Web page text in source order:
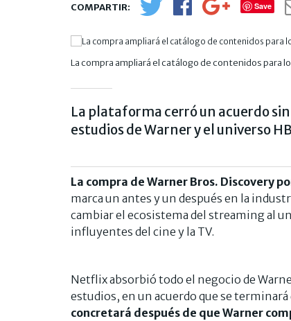
Save
La compra ampliará el catálogo de contenidos para
La plataforma cerró un acuerdo
estudios de Warner y el universo
La compra de Warner Bros. Discovery
marca un antes y un después en la
cambiar el ecosistema del streaming al
influyentes del cine y la TV.
Netflix absorbió todo el negocio de
estudios, en un acuerdo que se
concretará después de que Warner